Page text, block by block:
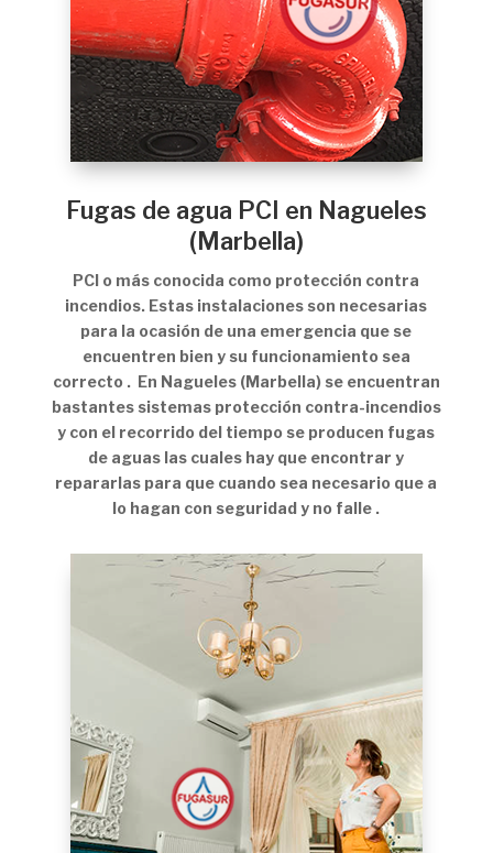
Fugas de agua PCI en Nagueles
(Marbella)
PCI o más conocida como protección contra
incendios. Estas instalaciones son necesarias
para la ocasión de una emergencia que se
encuentren bien y su funcionamiento sea
correcto . En Nagueles (Marbella) se encuentran
bastantes sistemas protección contra-incendios
y con el recorrido del tiempo se producen fugas
de aguas las cuales hay que encontrar y
repararlas para que cuando sea necesario que a
lo hagan con seguridad y no falle .